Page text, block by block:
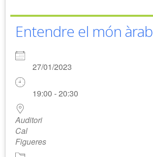
Entendre el món àrab
27/01/2023
19:00 - 20:30
Auditori
Cal
Figueres